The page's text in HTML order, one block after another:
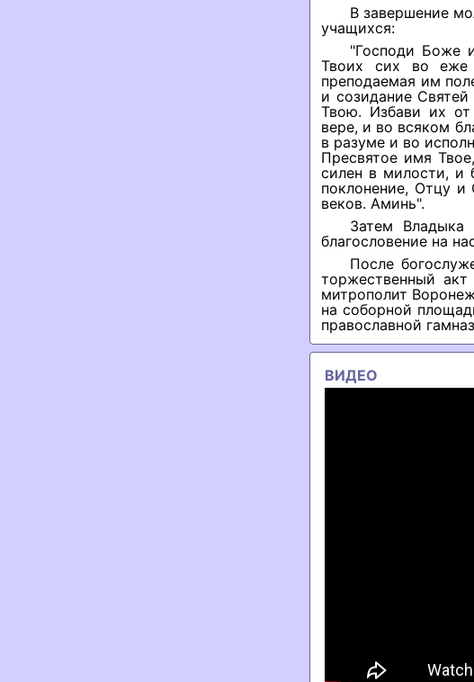
В завершение
учащихся:
"Господи Боже
Твоих сих во еже
преподаемая им
и созидание
Твою. Избави их
вере, и во всяком
в разуме и во
Пресвятое имя
силен в милости, и
поклонение, Отцу
веков. Аминь".
Затем Владыка
благословение на
После
торжественный
митрополит
на соборной
православной
ВИДЕО